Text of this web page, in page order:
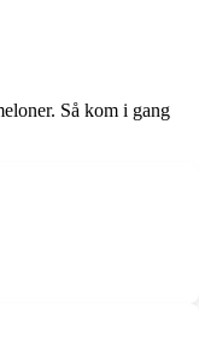
Så kom i gang